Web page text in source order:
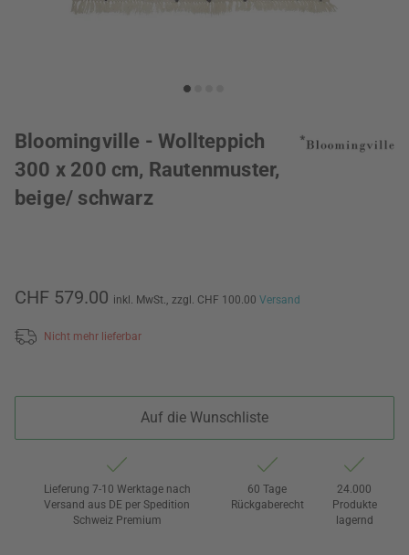
Bloomingville - Wollteppich
300 x 200 cm, Rautenmuster,
beige/ schwarz
CHF 579.00 inkl. MwSt., zzgl. CHF 100.00 Versand
Nicht mehr lieferbar
Auf die Wunschliste
Lieferung 7-10 Werktage nach
Versand aus DE per Spedition
Schweiz Premium
60 Tage
Rückgaberecht
24.000
Produkte
lagernd